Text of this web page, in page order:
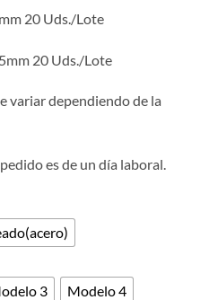
20 Uds./Lote
20 Uds./Lote
variar dependiendo de la
es de un día laboral.
3 Modelo 4